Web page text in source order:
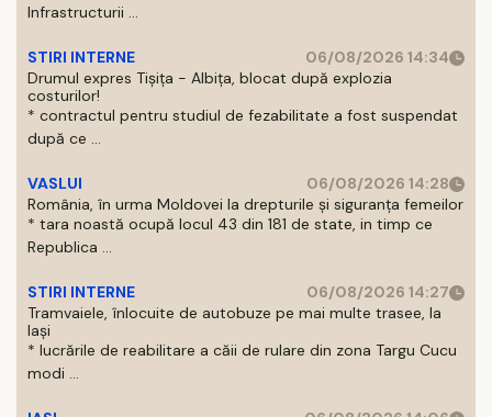
Infrastructurii ...
STIRI INTERNE
06/08/2026 14:34
Drumul expres Tișița - Albița, blocat după explozia
costurilor!
* contractul pentru studiul de fezabilitate a fost suspendat
după ce ...
VASLUI
06/08/2026 14:28
România, în urma Moldovei la drepturile și siguranța femeilor
* tara noastă ocupă locul 43 din 181 de state, in timp ce
Republica ...
STIRI INTERNE
06/08/2026 14:27
Tramvaiele, înlocuite de autobuze pe mai multe trasee, la
Iași
* lucrările de reabilitare a căii de rulare din zona Targu Cucu
modi ...